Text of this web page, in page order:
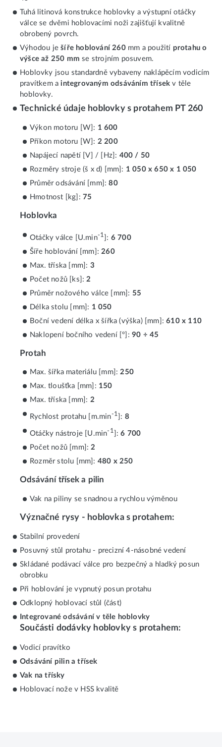
Tuhá litinová konstrukce hoblovky a výstupní otáčky
válce se dvěmi hoblovacími noži zajišťují kvalitně
obrobený povrch.
Výhodou ješíře hoblování 260mm a použití protahu o
výšce až 250 mm se strojním posuvem.
Hoblovky jsou standardně vybaveny naklápěcím vodicím
pravítkem aintegrovaným odsáváním třísek v těle
hoblovky.
Technické údaje hoblovky s protahem PT 260
Výkon motoru [W]: 1 600
Příkon motoru [W]: 2 200
Napájecí napětí [V] / [Hz]: 400 / 50
Rozměry stroje (š x d) [mm]: 1 050 x 650 x 1 050
Průměr odsávání [mm]:80
Hmotnost [kg]: 75
Hoblovka
Otáčky válce [U.min-1 ]: 6 700
Šíře hoblování [mm]: 260
Max. tříska [mm]: 3
Počet nožů [ks]: 2
Průměr nožového válce [mm]: 55
Délka stolu [mm]: 1 050
Boční vedení délka x šířka (výška) [mm]:610 x 110
Naklopení bočního vedení [°]: 90 ÷ 45
Protah
Max. šířka materiálu [mm]:250
Max. tloušťka [mm]: 150
Max. tříska [mm]: 2
Rychlost protahu [m.min-1 ]: 8
Otáčky nástroje [U.min-1 ]:6 700
Počet nožů [mm]:2
Rozměr stolu [mm]: 480 x 250
Odsávání třísek a pilin
Vak na piliny se snadnou a rychlou výměnou
Význačné rysy - hoblovka s protahem:
Stabilní provedení
Posuvný stůl protahu - precizní 4-násobné vedení
Skládané podávací válce pro bezpečný a hladký posun
obrobku
Při hoblování je vypnutý posun protahu
Odklopný hoblovací stůl (část)
Integrované odsávání v těle hoblovky
Součásti dodávky hoblovky s protahem:
Vodicí pravítko
Odsávání pilin a třísek
Vak na třísky
Hoblovací nože v HSS kvalitě